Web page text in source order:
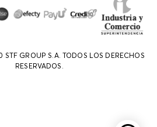
GROUP S.A. TODOS LOS DERECHOS
RESERVADOS.